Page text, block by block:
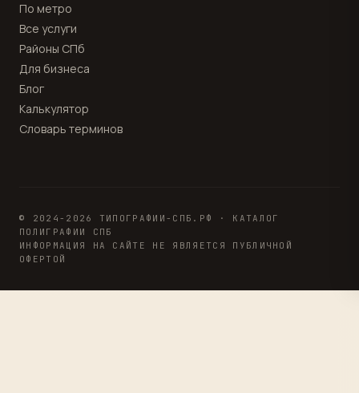
По метро
Все услуги
Районы СПб
Для бизнеса
Блог
Калькулятор
Словарь терминов
© 2024-2026 ТИПОГРАФИИ-СПБ.РФ · КАТАЛОГ
ПОЛИГРАФИИ СПБ
ИНФОРМАЦИЯ НА САЙТЕ НЕ ЯВЛЯЕТСЯ ПУБЛИЧНОЙ
ОФЕРТОЙ